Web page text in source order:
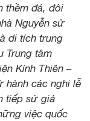
thềm đá, đôi
Nguyễn sử
di tích trung
Trung tâm
Kính Thiên –
hành các nghi lễ
tiếp sứ giả
việc quốc